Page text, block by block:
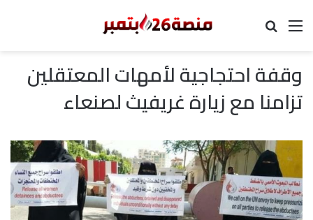
القائمة
وقفة احتجاجية لأمهات المعتقلين
تزامنا مع زيارة غريفيث لصنعاء